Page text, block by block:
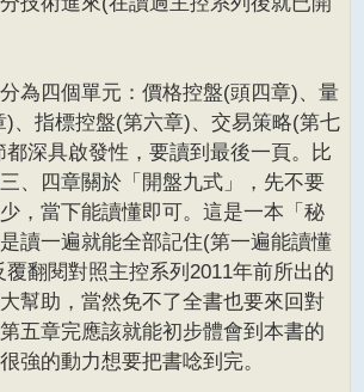
為四個單元：價格控盤(頭四章)、量
)、指標控盤(第六章)、交易策略(第七
深具啟發性，要讀到最後一頁。比
、四章關於「開盤九式」，先不要
，當下能讀懂即可。這是一本「秘
讀一遍就能全部記住(第一遍能讀懂
覆翻閱對照主控系列2011年前所出的
幫助，當然免不了全書也要來回對
五章完應該就能初步體會到本書的
強的動力想要把書唸到完。